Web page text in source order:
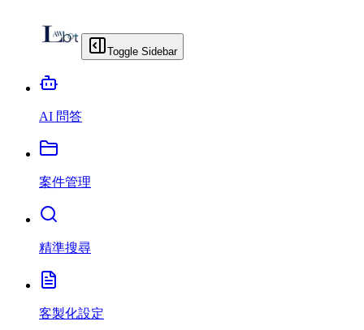
Toggle Sidebar
AI 問答
案件管理
精準搜尋
客製化設定